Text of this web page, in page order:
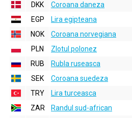
DKK
Coroana daneza
EGP
Lira egipteana
NOK
Coroana norvegiana
PLN
Zlotul polonez
RUB
Rubla ruseasca
SEK
Coroana suedeza
TRY
Lira turceasca
ZAR
Randul sud-african